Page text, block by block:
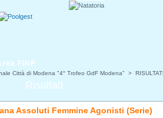
Città di Modena "4° Trofeo GdF Modena" > RISULTATI
FINP
Risultati
Assoluti Femmine Agonisti (Serie)